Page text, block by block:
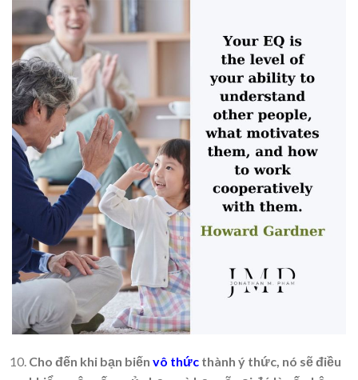
Cho đến khi bạn biến vô thứcthành ý thức, nó sẽ điều